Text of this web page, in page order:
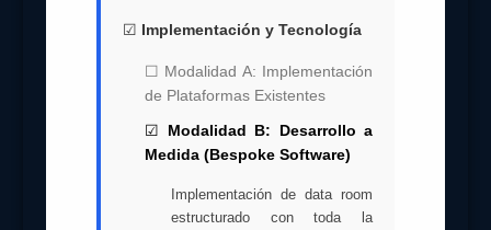
☑ Implementación y Tecnología
☐ Modalidad A: Implementación
de Plataformas Existentes
☑ Modalidad B: Desarrollo a
Medida (Bespoke Software)
Implementación de data room
estructurado con toda la